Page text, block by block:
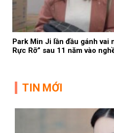
Park Min Ji lần đầu gánh vai
Rực Rỡ” sau 11 năm vào
TIN MỚI